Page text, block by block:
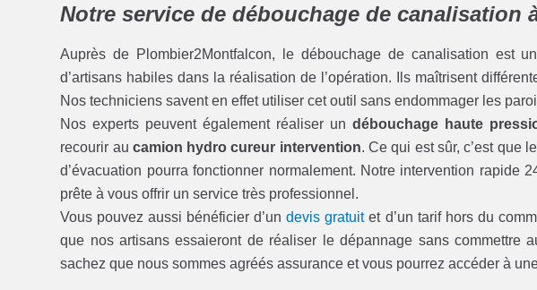
Notre service de débouchage de canalisation
Auprès de Plombier2Montfalcon, le débouchage de canalisation est
d’artisans habiles dans la réalisation de l’opération. Ils maîtrisent
Nos techniciens savent en effet utiliser cet outil sans endommager les
Nos experts peuvent également réaliser un débouchage haute
recourir au camion hydro cureur intervention. Ce qui est sûr, c’est que
d’évacuation pourra fonctionner normalement. Notre intervention rapide
prête à vous offrir un service très professionnel.
Vous pouvez aussi bénéficier d’undevis gratuitet d’un tarif hors du
que nos artisans essaieront de réaliser le dépannage sans commettre
sachez que nous sommes agréés assurance et vous pourrez accéder à